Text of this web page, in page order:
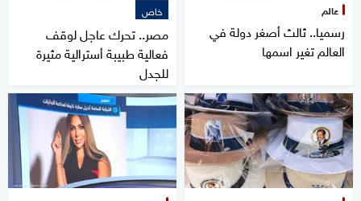
عالم
رسميا.. ثالث أصغر دولة في
العالم تغير اسمها
خاص
مصر.. تحرك عاجل لوقف
فعالية طبيبة أسترالية مثيرة
للجدل